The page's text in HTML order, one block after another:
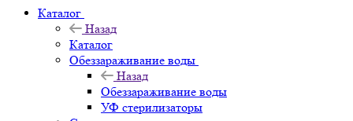
Каталог
Назад
Каталог
Обеззараживание воды
Назад
Обеззараживание воды
УФ стерилизаторы